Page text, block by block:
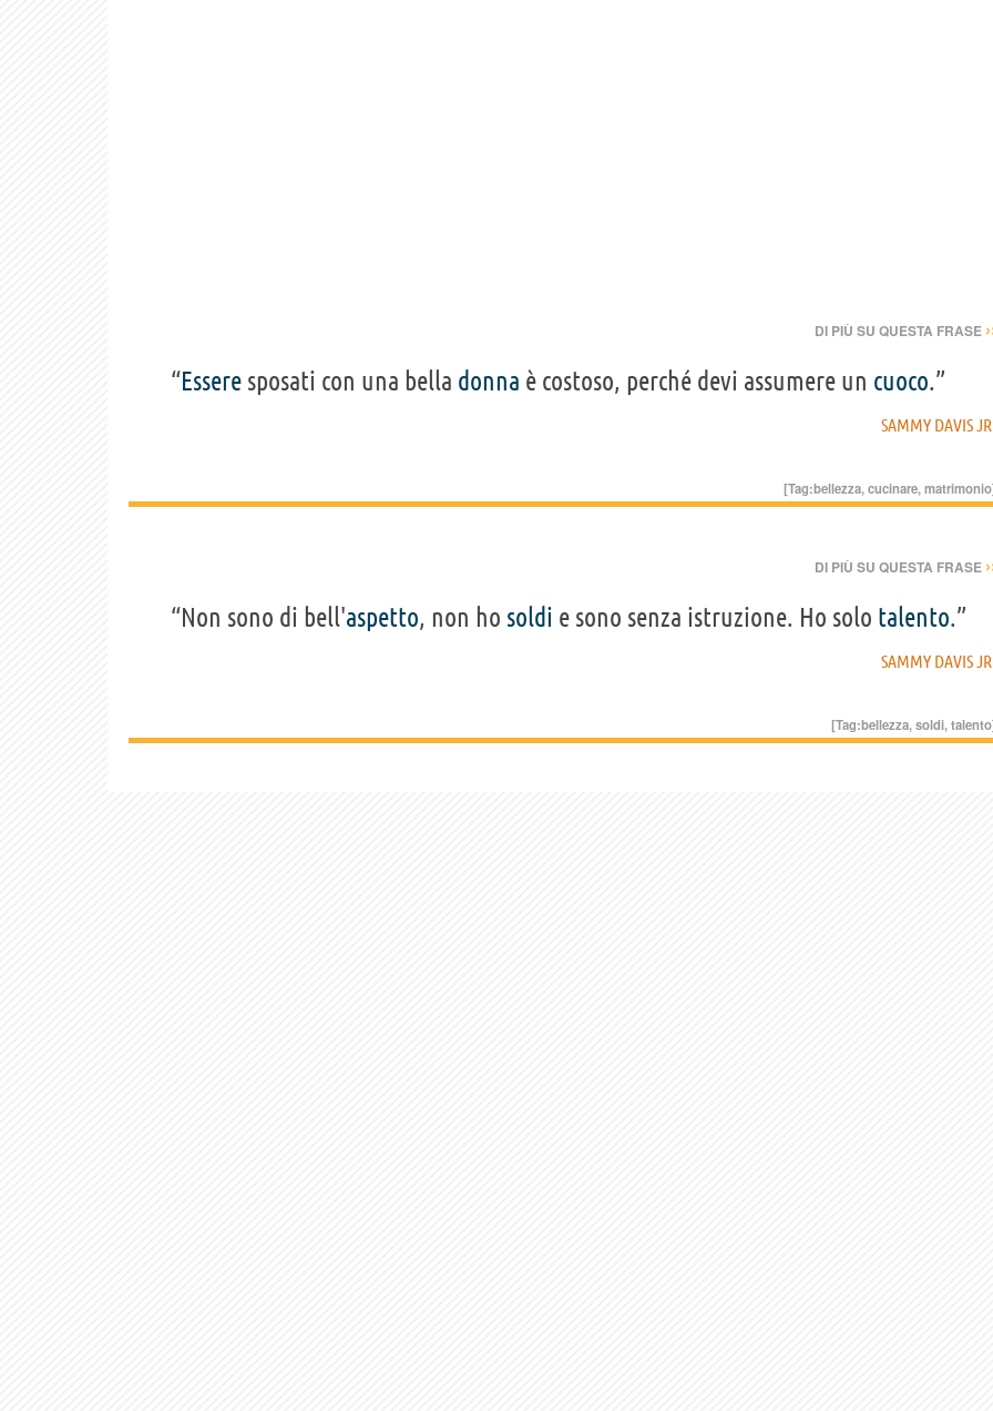
DI PIÙ SU QUESTA FRASE
“Essere sposati con una bella donna è costoso, perché devi assumere un cuoco.”
SAMMY DAVIS
[Tag:bellezza,cucinare,matrimonio
DI PIÙ SU QUESTA FRASE
“Non sono di bell'aspetto, non ho soldi e sono senza istruzione. Ho solo talento.”
SAMMY DAVIS
[Tag:bellezza,soldi,talento